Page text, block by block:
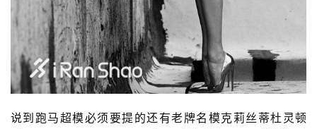
说到跑马超模必须要提的还有老牌名模克莉丝蒂杜灵顿